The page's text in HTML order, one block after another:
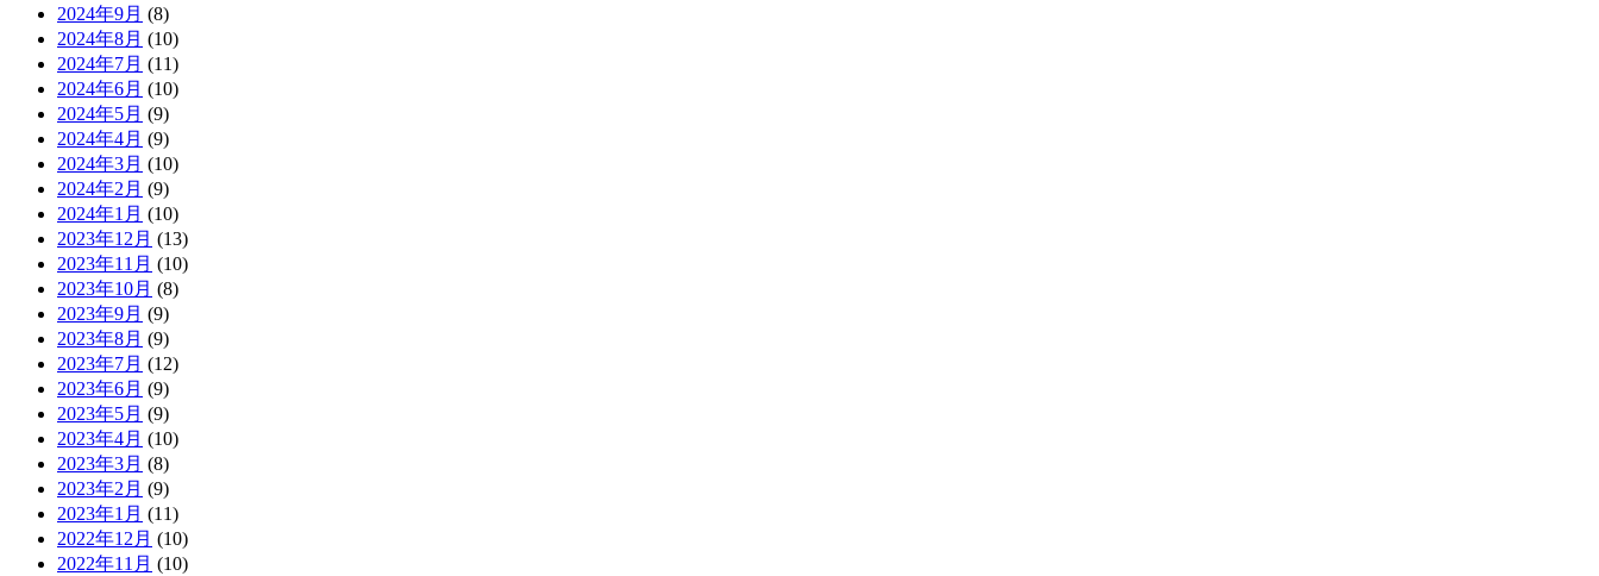
2024年9月 (8)
2024年8月 (10)
2024年7月 (11)
2024年6月 (10)
2024年5月 (9)
2024年4月 (9)
2024年3月 (10)
2024年2月 (9)
2024年1月 (10)
2023年12月 (13)
2023年11月 (10)
2023年10月 (8)
2023年9月 (9)
2023年8月 (9)
2023年7月 (12)
2023年6月 (9)
2023年5月 (9)
2023年4月 (10)
2023年3月 (8)
2023年2月 (9)
2023年1月 (11)
2022年12月 (10)
2022年11月 (10)